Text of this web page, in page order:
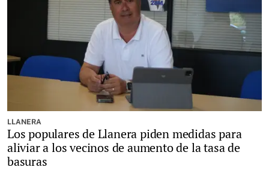
LLANERA
Los populares de Llanera piden medidas para
aliviar a los vecinos de aumento de la tasa de
basuras